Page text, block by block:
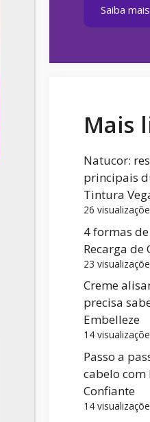
Saiba mais
Mais
Natucor:
principais
Tintura
26
4 formas
Recarga
23
Creme
precisa
Embelleze
14
Passo a
cabelo com
Confiante
14